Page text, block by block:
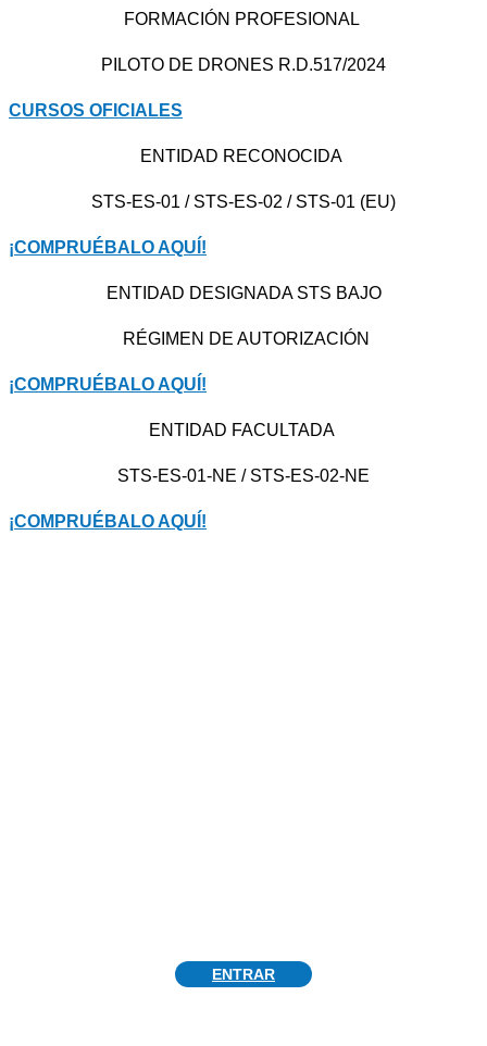
FORMACIÓN PROFESIONAL
PILOTO DE DRONES R.D.517/2024
CURSOS OFICIALES
ENTIDAD RECONOCIDA
STS-ES-01 / STS-ES-02 / STS-01 (EU)
¡COMPRUÉBALO AQUÍ!
ENTIDAD DESIGNADA STS BAJO
RÉGIMEN DE AUTORIZACIÓN
¡COMPRUÉBALO AQUÍ!
ENTIDAD FACULTADA
STS-ES-01-NE / STS-ES-02-NE
¡COMPRUÉBALO AQUÍ!
ENTRAR